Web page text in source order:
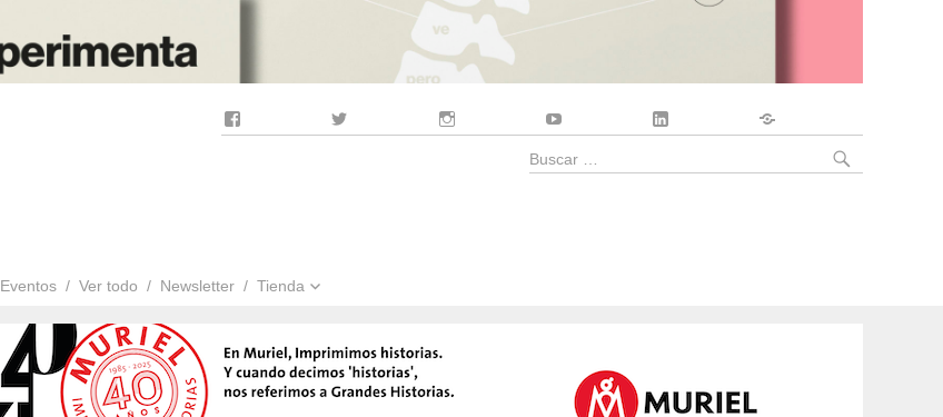
Eventos Ver todo Newsletter Tienda
Buscar